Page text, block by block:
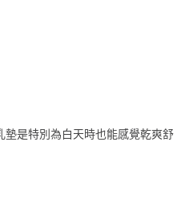
是特別為白天時也能感覺乾爽舒